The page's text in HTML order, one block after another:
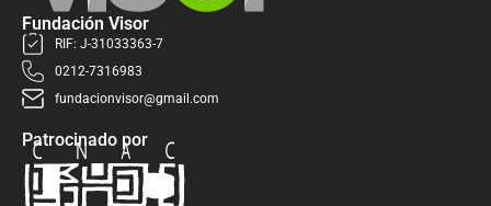
Fundación Visor
RIF: J-31033363-7
0212-7316983
fundacionvisor@gmail.com
Patrocinado por